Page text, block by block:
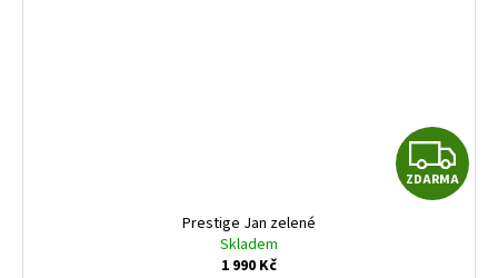
Z
D
ZDARMA
Prestige Jan zelené
Skladem
1 990 Kč